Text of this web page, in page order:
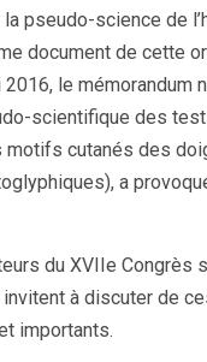
la pseudo-science de
document de cette
le mémorandum
scientifique des
cutanés des
a
du XVIIe Congrès
à discuter de
importants.